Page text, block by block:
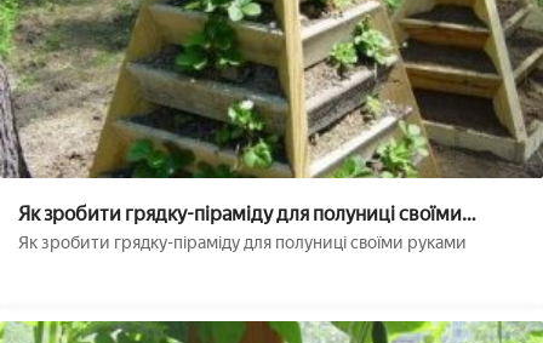
Як зробити грядку-піраміду для полуниці своїми
руками
Як зробити грядку-піраміду для полуниці своїми руками